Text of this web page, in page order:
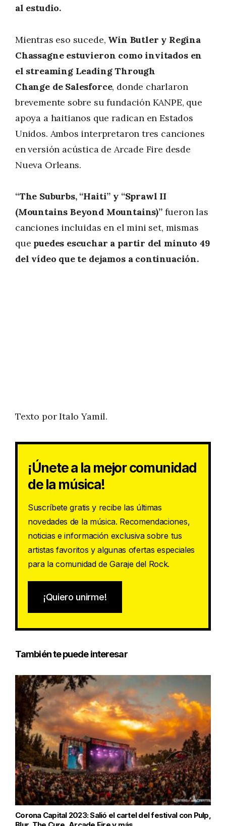
al estudio.
Mientras eso sucede, Win Butler y Regina
Chassagne estuvieron como invitados en
el streaming Leading Through
Change de Salesforce, donde charlaron
brevemente sobre su fundación KANPE, que
apoya a haitianos que radican en Estados
Unidos. Ambos interpretaron tres canciones
en versión acústica de Arcade Fire desde
Nueva Orleans.
“The Suburbs, “Haiti” y “Sprawl II
(Mountains Beyond Mountains)”fueron las
canciones incluidas en el mini set, mismas
que puedes escuchar a partir del minuto 49
del vídeo que te dejamos a continuación.
Texto por Italo Yamil.
¡Únete a la mejor comunidad
de la música!
Suscríbete gratis y recibe las últimas
novedades de la música. Recomendaciones,
noticias e información exclusiva sobre tus
artistas favoritos y algunas ofertas especiales
para la comunidad de Garaje del Rock.
¡Quiero unirme!
También te puede interesar
Corona Capital 2023: Salió el cartel del festival con Pulp,